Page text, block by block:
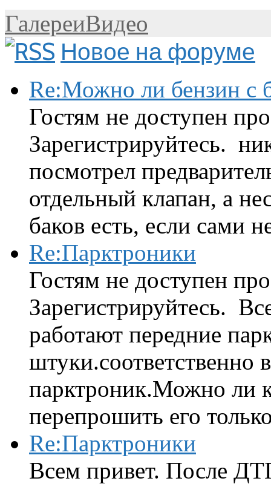
ГалереиВидео
Новое на форуме
Re:Можно ли бензин с
Гостям не доступен
Зарегистрируйтесь.
посмотрел
отдельный клапан, а
баков есть, если сами
Re:Парктроники
Гостям не доступен
Зарегистрируйтесь.
работают передние
штуки.соответственно
парктроник.Можно ли
перепрошить его
Re:Парктроники
Всем привет. После